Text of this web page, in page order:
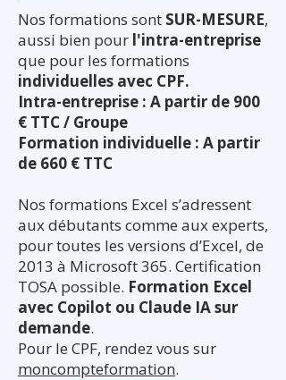
Nos formations sont SUR-MESURE,
aussi bien pour l'intra-entreprise
que pour les formations
individuelles avec CPF.
Intra-entreprise : A partir de 900
€ TTC / Groupe
Formation individuelle : A partir
de 660 € TTC
Nos formations Excel s’adressent
aux débutants comme aux experts,
pour toutes les versions d’Excel, de
2013 à Microsoft 365. Certification
TOSA possible. Formation Excel
avec Copilot ou Claude IA sur
demande.
Pour le CPF, rendez vous sur
moncompteformation.